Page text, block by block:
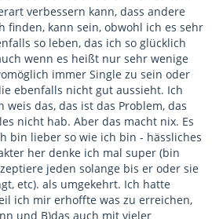
verbessern kann, dass andere
finden, kann sein, obwohl ich es sehr
so leben, das ich so glücklich
wenn es heißt nur sehr wenige
immer Single zu sein oder
ebenfalls nicht gut aussieht. Ich
das, das ist das Problem, das
nicht hab. Aber das macht nix. Es
bin lieber so wie ich bin - hässliches
her denke ich mal super (bin
jeden solange bis er oder sie
etc). als umgekehrt. Ich hatte
ich mir erhoffte was zu erreichen,
und B)das auch mit vieler